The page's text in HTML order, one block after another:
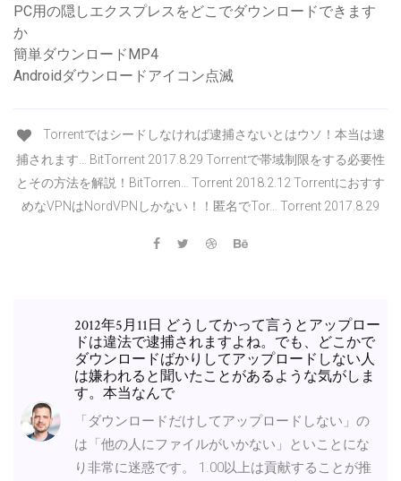
PC用の隠しエクスプレスをどこでダウンロードできます
か
簡単ダウンロードMP4
Androidダウンロードアイコン点滅
Torrentではシードしなければ逮捕さないとはウソ！本当は逮
捕されます… BitTorrent 2017.8.29 Torrentで帯域制限をする必要性
とその方法を解説！BitTorren… Torrent 2018.2.12 Torrentにおすす
めなVPNはNordVPNしかない！！匿名でTor… Torrent 2017.8.29
2012年5月11日 どうしてかって言うとアップロー
ドは違法で逮捕されますよね。でも、どこかで
ダウンロードばかりしてアップロードしない人
は嫌われると聞いたことがあるような気がしま
す。本当なんで
「ダウンロードだけしてアップロードしない」の
は「他の人にファイルがいかない」といことにな
り非常に迷惑です。 1.00以上は貢献することが推